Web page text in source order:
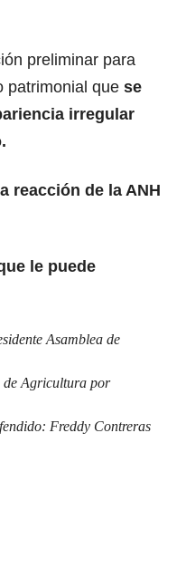
preliminar para
patrimonial que se
irregular
reacción de la ANH
le puede
Asamblea de
Agricultura por
Freddy Contreras